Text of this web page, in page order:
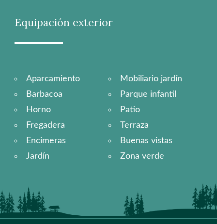
Equipación exterior
Aparcamiento
Barbacoa
Horno
Fregadera
Encimeras
Jardín
Mobiliario jardín
Parque infantil
Patio
Terraza
Buenas vistas
Zona verde